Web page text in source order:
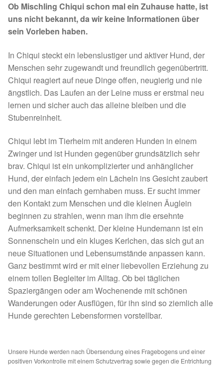
Januar bis Juni 2024
Juli bis Dezember 2023
Januar bis Juni 2023
Spenden 2022
Juli bis Dezember 2022
Januar bis Juni 2022
Spenden 2021
Juli bis Dezember 2021
Fördermitgliedschaft
Tierschutz
Auslandstierschutz
Unsere Notnasen
Ob Mischling Chiqui schon mal ein Zuhause hatte, ist
uns nicht bekannt, da wir keine Informationen über
sein Vorleben haben.
In Chiqui steckt ein lebenslustiger und aktiver Hund, der
Menschen sehr zugewandt und freundlich gegenübertritt.
Chiqui reagiert auf neue Dinge offen, neugierig und nie
ängstlich. Das Laufen an der Leine muss er erstmal neu
lernen und sicher auch das alleine bleiben und die
Stubenreinheit.
Chiqui lebt im Tierheim mit anderen Hunden in einem
Zwinger und ist Hunden gegenüber grundsätzlich sehr
brav. Chiqui ist ein unkomplizierter und anhänglicher
Hund, der einfach jedem ein Lächeln ins Gesicht zaubert
und den man einfach gernhaben muss. Er sucht immer
den Kontakt zum Menschen und die kleinen Äuglein
beginnen zu strahlen, wenn man ihm die ersehnte
Aufmerksamkeit schenkt. Der kleine Hundemann ist ein
Sonnenschein und ein kluges Kerlchen, das sich gut an
neue Situationen und Lebensumstände anpassen kann.
Ganz bestimmt wird er mit einer liebevollen Erziehung zu
einem tollen Begleiter im Alltag. Ob bei täglichen
Spaziergängen oder am Wochenende mit schönen
Wanderungen oder Ausflügen, für ihn sind so ziemlich alle
Hunde gerechten Lebensformen vorstellbar.
Unsere Hunde werden nach Übersendung eines Fragebogens und einer
positiven Vorkontrolle mit einem Schutzvertrag sowie gegen die Entrichtung